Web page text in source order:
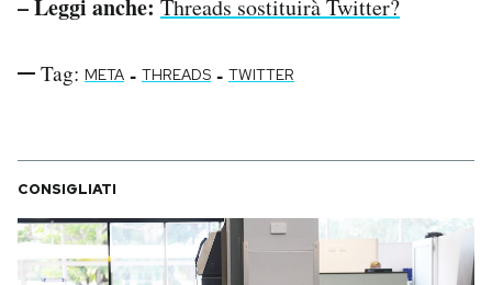
– Leggi anche: Threads sostituirà Twitter?
Tag: META - THREADS - TWITTER
CONSIGLIATI